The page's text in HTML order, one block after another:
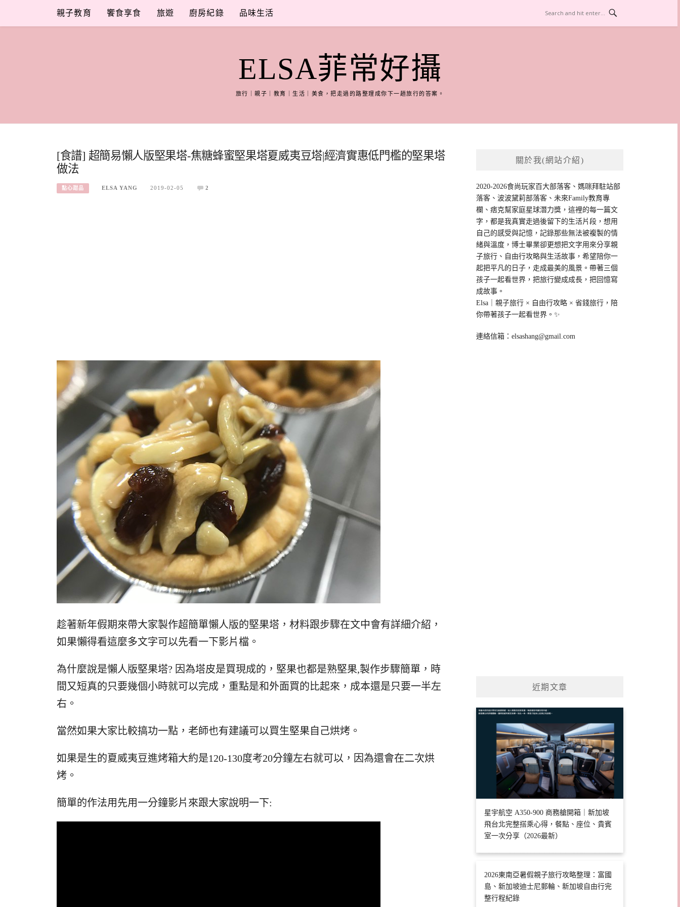
content
親子教育 饗食享食 旅遊 廚房紀錄 品味生活
ELSA菲常好攝
旅行｜親子｜教育｜生活｜美食，把走過的路整理成你下一趟旅行的答案。
[食譜] 超簡易懶人版堅果塔-焦糖蜂蜜堅果塔夏威夷豆塔|經濟實惠低門檻的堅果塔
做法
點心甜品 ELSA YANG 2019-02-05 2
趁著新年假期來帶大家製作超簡單懶人版的堅果塔，材料跟步驟在文中會有詳細介紹，
如果懶得看這麼多文字可以先看一下影片檔。
為什麼說是懶人版堅果塔? 因為塔皮是買現成的，堅果也都是熟堅果,製作步驟簡單，時
間又短真的只要幾個小時就可以完成，重點是和外面買的比起來，成本還是只要一半左
右。
當然如果大家比較搞功一點，老師也有建議可以買生堅果自己烘烤。
如果是生的夏威夷豆進烤箱大約是120-130度考20分鐘左右就可以，因為還會在二次烘
烤。
簡單的作法用先用一分鐘影片來跟大家說明一下:
關於我(網站介紹)
2020-2026食尚玩家百大部落客、媽咪拜駐站部
落客、波波黛莉部落客、未來Family教育專
欄、痞克幫家庭星球潛力獎，這裡的每一篇文
字，都是我真實走過後留下的生活片段，想用
自己的感受與記憶，記錄那些無法被複製的情
緒與溫度，博士畢業卻更想把文字用來分享親
子旅行、自由行攻略與生活故事，希望陪你一
起把平凡的日子，走成最美的風景。帶著三個
孩子一起看世界，把旅行變成成長，把回憶寫
成故事。
Elsa｜親子旅行 × 自由行攻略 × 省錢旅行，陪
你帶著孩子一起看世界。✨
連絡信箱：elsashang@gmail.com
近期文章
星宇航空 A350-900 商務艙開箱｜新加坡
飛台北完整搭乘心得，餐點、座位、貴賓
室一次分享（2026最新）
2026東南亞暑假親子旅行攻略整理：富國
島、新加坡迪士尼郵輪、新加坡自由行完
整行程紀錄